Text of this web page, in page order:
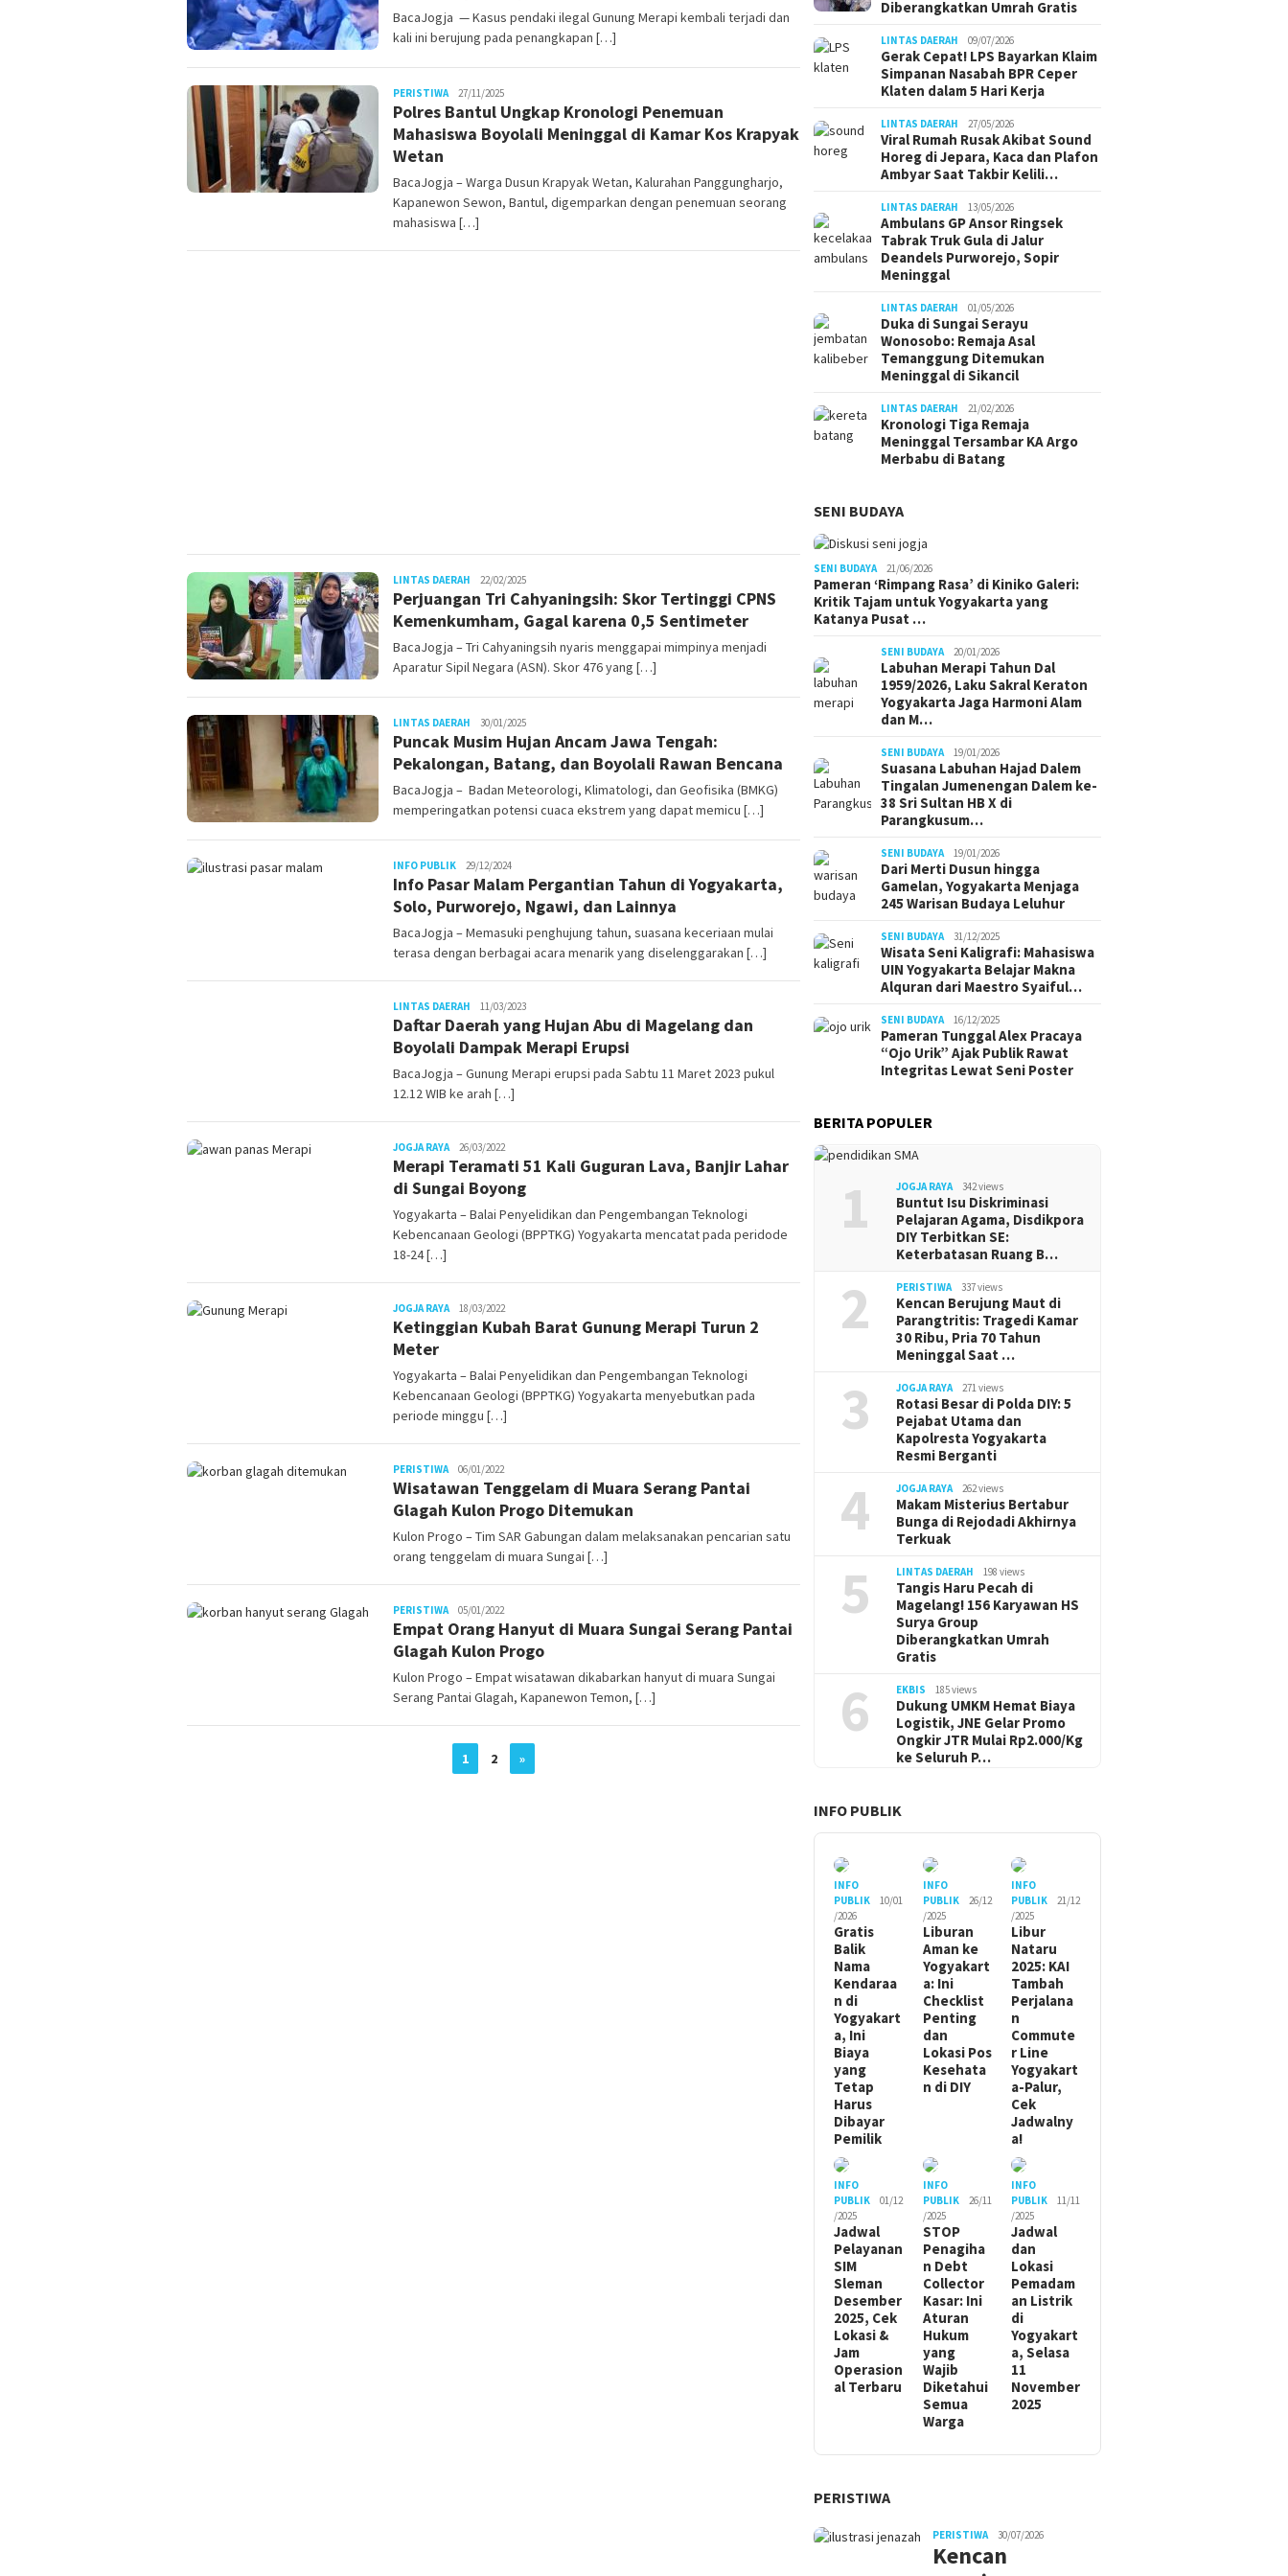
BacaJogja — Kasus pendaki ilegal Gunung Merapi kembali terjadi dan
kali ini berujung pada penangkapan […]
PERISTIWAJuno27/11/2025
Polres Bantul Ungkap Kronologi Penemuan
Mahasiswa Boyolali Meninggal di Kamar Kos Krapyak
Wetan
BacaJogja – Warga Dusun Krapyak Wetan, Kalurahan Panggungharjo,
Kapanewon Sewon, Bantul, digemparkan dengan penemuan seorang
mahasiswa […]
LINTAS DAERAH Juno
22/02/2025
Perjuangan Tri Cahyaningsih: Skor Tertinggi CPNS
Kemenkumham, Gagal karena 0,5 Sentimeter
BacaJogja – Tri Cahyaningsih nyaris menggapai mimpinya menjadi
Aparatur Sipil Negara (ASN). Skor 476 yang […]
LINTAS DAERAH Juno30/01/2025
Puncak Musim Hujan Ancam Jawa Tengah:
Pekalongan, Batang, dan Boyolali Rawan Bencana
BacaJogja – Badan Meteorologi, Klimatologi, dan Geofisika (BMKG)
memperingatkan potensi cuaca ekstrem yang dapat memicu […]
INFO PUBLIKJuno29/12/2024
Info Pasar Malam Pergantian Tahun di Yogyakarta,
Solo, Purworejo, Ngawi, dan Lainnya
BacaJogja – Memasuki penghujung tahun, suasana keceriaan mulai
terasa dengan berbagai acara menarik yang diselenggarakan […]
LINTAS DAERAH Juno11/03/2023
Daftar Daerah yang Hujan Abu di Magelang dan
Boyolali Dampak Merapi Erupsi
BacaJogja – Gunung Merapi erupsi pada Sabtu 11 Maret 2023 pukul
12.12 WIB ke arah […]
JOGJA RAYAJuno26/03/2022
Merapi Teramati 51 Kali Guguran Lava, Banjir Lahar
di Sungai Boyong
Yogyakarta – Balai Penyelidikan dan Pengembangan Teknologi
Kebencanaan Geologi (BPPTKG) Yogyakarta mencatat pada peridode
18-24 […]
JOGJA RAYAJuno18/03/2022
Ketinggian Kubah Barat Gunung Merapi Turun 2
Meter
Yogyakarta – Balai Penyelidikan dan Pengembangan Teknologi
Kebencanaan Geologi (BPPTKG) Yogyakarta menyebutkan pada
periode minggu […]
PERISTIWAJuno06/01/2022
Wisatawan Tenggelam di Muara Serang Pantai
Glagah Kulon Progo Ditemukan
Kulon Progo – Tim SAR Gabungan dalam melaksanakan pencarian satu
orang tenggelam di muara Sungai […]
PERISTIWAJuno05/01/2022
Empat Orang Hanyut di Muara Sungai Serang Pantai
Glagah Kulon Progo
Kulon Progo – Empat wisatawan dikabarkan hanyut di muara Sungai
Serang Pantai Glagah, Kapanewon Temon, […]
1 2 »
Diberangkatkan Umrah Gratis
LINTAS DAERAH 09/07/2026
Gerak Cepat! LPS Bayarkan Klaim
Simpanan Nasabah BPR Ceper
Klaten dalam 5 Hari Kerja
LINTAS DAERAH 27/05/2026
Viral Rumah Rusak Akibat Sound
Horeg di Jepara, Kaca dan Plafon
Ambyar Saat Takbir Kelili…
LINTAS DAERAH 13/05/2026
Ambulans GP Ansor Ringsek
Tabrak Truk Gula di Jalur
Deandels Purworejo, Sopir
Meninggal
LINTAS DAERAH 01/05/2026
Duka di Sungai Serayu
Wonosobo: Remaja Asal
Temanggung Ditemukan
Meninggal di Sikancil
LINTAS DAERAH 21/02/2026
Kronologi Tiga Remaja
Meninggal Tersambar KA Argo
Merbabu di Batang
SENI BUDAYA
SENI BUDAYA 21/06/2026
Pameran ‘Rimpang Rasa’ di Kiniko Galeri:
Kritik Tajam untuk Yogyakarta yang
Katanya Pusat …
SENI BUDAYA 20/01/2026
Labuhan Merapi Tahun Dal
1959/2026, Laku Sakral Keraton
Yogyakarta Jaga Harmoni Alam
dan M…
SENI BUDAYA 19/01/2026
Suasana Labuhan Hajad Dalem
Tingalan Jumenengan Dalem ke-
38 Sri Sultan HB X di
Parangkusum…
SENI BUDAYA 19/01/2026
Dari Merti Dusun hingga
Gamelan, Yogyakarta Menjaga
245 Warisan Budaya Leluhur
SENI BUDAYA 31/12/2025
Wisata Seni Kaligrafi: Mahasiswa
UIN Yogyakarta Belajar Makna
Alquran dari Maestro Syaiful…
SENI BUDAYA 16/12/2025
Pameran Tunggal Alex Pracaya
“Ojo Urik” Ajak Publik Rawat
Integritas Lewat Seni Poster
BERITA POPULER
1 JOGJA RAYA 342 views
Buntut Isu Diskriminasi
Pelajaran Agama, Disdikpora
DIY Terbitkan SE:
Keterbatasan Ruang B…
2 PERISTIWA 337 views
Kencan Berujung Maut di
Parangtritis: Tragedi Kamar
30 Ribu, Pria 70 Tahun
Meninggal Saat …
3 JOGJA RAYA 271 views
Rotasi Besar di Polda DIY: 5
Pejabat Utama dan
Kapolresta Yogyakarta
Resmi Berganti
4 JOGJA RAYA 262 views
Makam Misterius Bertabur
Bunga di Rejodadi Akhirnya
Terkuak
5 LINTAS DAERAH 198 views
Tangis Haru Pecah di
Magelang! 156 Karyawan HS
Surya Group
Diberangkatkan Umrah
Gratis
6 EKBIS 185 views
Dukung UMKM Hemat Biaya
Logistik, JNE Gelar Promo
Ongkir JTR Mulai Rp2.000/Kg
ke Seluruh P…
INFO PUBLIK
INFO
PUBLIK
10/01
/2026
Gratis
Balik
Nama
Kendaraa
n di
Yogyakart
a, Ini
Biaya
yang
Tetap
Harus
Dibayar
Pemilik
INFO
PUBLIK
26/12
/2025
Liburan
Aman ke
Yogyakart
a: Ini
Checklist
Penting
dan
Lokasi Pos
Kesehata
n di DIY
INFO
PUBLIK
21/12
/2025
Libur
Nataru
2025: KAI
Tambah
Perjalana
n
Commute
r Line
Yogyakart
a-Palur,
Cek
Jadwalny
a!
INFO
PUBLIK
01/12
/2025
Jadwal
Pelayanan
SIM
Sleman
Desember
2025, Cek
Lokasi &
Jam
Operasion
al Terbaru
INFO
PUBLIK
26/11
/2025
STOP
Penagiha
n Debt
Collector
Kasar: Ini
Aturan
Hukum
yang
Wajib
Diketahui
Semua
Warga
INFO
PUBLIK
11/11
/2025
Jadwal
dan
Lokasi
Pemadam
an Listrik
di
Yogyakart
a, Selasa
11
November
2025
PERISTIWA
PERISTIWA 30/07/2026
Kencan